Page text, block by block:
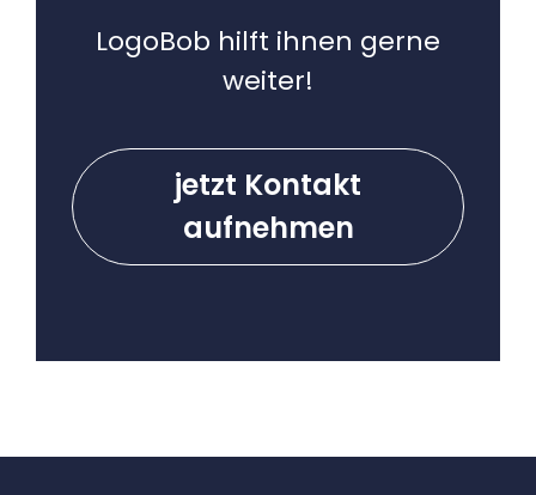
LogoBob hilft ihnen gerne
weiter!
jetzt Kontakt
aufnehmen